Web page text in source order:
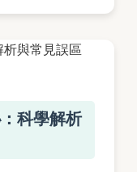
科學解析